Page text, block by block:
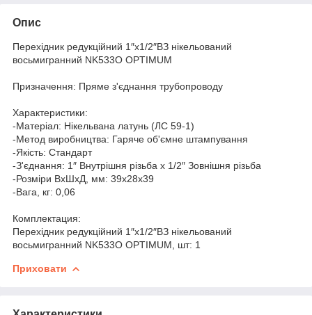
Опис
Перехідник редукційний 1″х1/2″ВЗ нікельований
восьмигранний NK533O OPTIMUM
Призначення: Пряме з'єднання трубопроводу
Характеристики:
-Матеріал: Нікельвана латунь (ЛС 59-1)
-Метод виробництва: Гаряче об'ємне штампування
-Якість: Cтандарт
-З'єднання: 1″ Внутрішня різьба х 1/2″ Зовнішня різьба
-Розміри ВхШхД, мм: 39х28х39
-Вага, кг: 0,06
Комплектация:
Перехідник редукційний 1″х1/2″ВЗ нікельований
восьмигранний NK533O OPTIMUM, шт: 1
Приховати